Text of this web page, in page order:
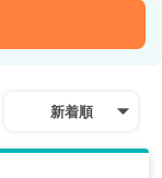
新着順